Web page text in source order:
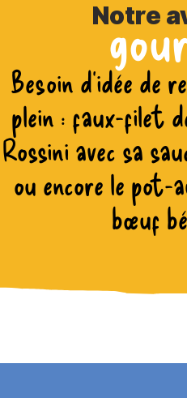
Notre
Besoin d’idée de
plein : faux-filet
Rossini avec sa
ou encore le pot-
bœuf